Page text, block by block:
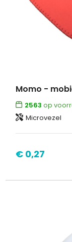
Momo -
2563 op
Microvezel
€ 0,27